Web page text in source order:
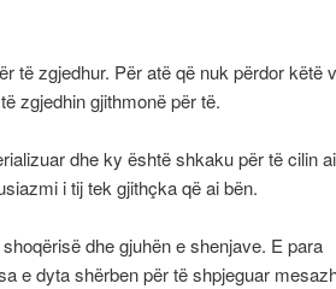
të zgjedhur. Për atë që nuk përdor këtë
zgjedhin gjithmonë për të.
dhe ky është shkaku për të cilin
i tij tek gjithçka që ai bën.
dhe gjuhën e shenjave. E para
e dyta shërben për të shpjeguar